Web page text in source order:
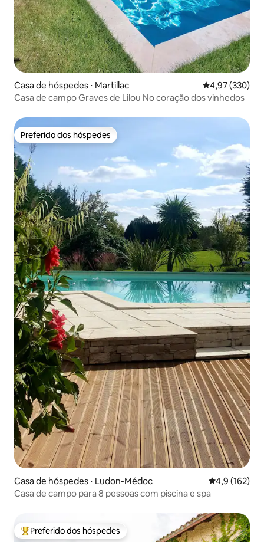
Casa de hóspedes ⋅ Martillac 4,97 de uma
4,97 (330)
Casa de campo Graves de Lilou No coração dos vinhedos
Preferido dos hóspedes
Preferido dos hóspedes
Casa de hóspedes ⋅ Ludon-Médoc 4,9 de uma
4,9 (162)
Casa de campo para 8 pessoas com piscina e spa
Entre os melhores preferidos dos hóspedes
Preferido dos hóspedes